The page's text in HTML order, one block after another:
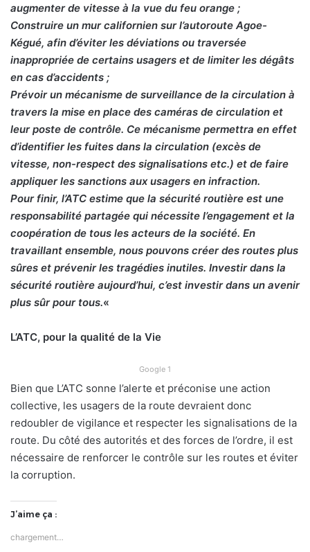
augmenter de vitesse à la vue du feu orange ;
Construire un mur californien sur l’autoroute Agoe-
Kégué, afin d’éviter les déviations ou traversée
inappropriée de certains usagers et de limiter les dégâts
en cas d’accidents ;
Prévoir un mécanisme de surveillance de la circulation à
travers la mise en place des caméras de circulation et
leur poste de contrôle. Ce mécanisme permettra en effet
d’identifier les fuites dans la circulation (excès de
vitesse, non-respect des signalisations etc.) et de faire
appliquer les sanctions aux usagers en infraction.
Pour finir, l’ATC estime que la sécurité routière est une
responsabilité partagée qui nécessite l’engagement et la
coopération de tous les acteurs de la société. En
travaillant ensemble, nous pouvons créer des routes plus
sûres et prévenir les tragédies inutiles. Investir dans la
sécurité routière aujourd’hui, c’est investir dans un avenir
plus sûr pour tous.«
L’ATC, pour la qualité de la Vie
Google 1
Bien que L’ATC sonne l’alerte et préconise une action
collective, les usagers de la route devraient donc
redoubler de vigilance et respecter les signalisations de la
route. Du côté des autorités et des forces de l’ordre, il est
nécessaire de renforcer le contrôle sur les routes et éviter
la corruption.
J’aime ça :
chargement…